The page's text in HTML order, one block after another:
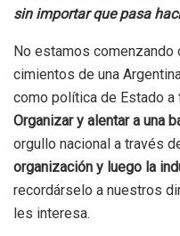
sin importar que pasa
No estamos
cimientos de una
como política de Estado a
Organizar y alentar a una
orgullo nacional a través
organización y luego la
recordárselo a nuestros
les interesa.